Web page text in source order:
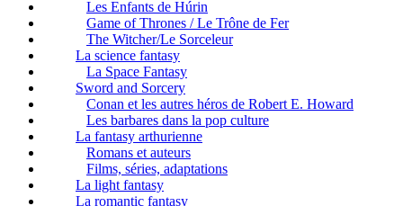
Les Enfants de Húrin
Game of Thrones / Le Trône de Fer
The Witcher/Le Sorceleur
La science fantasy
La Space Fantasy
Sword and Sorcery
Conan et les autres héros de Robert E. Howard
Les barbares dans la pop culture
La fantasy arthurienne
Romans et auteurs
Films, séries, adaptations
La light fantasy
La romantic fantasy